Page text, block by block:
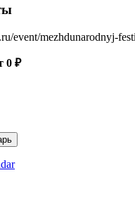
event/mezhdunarodnyj-
0 ₽